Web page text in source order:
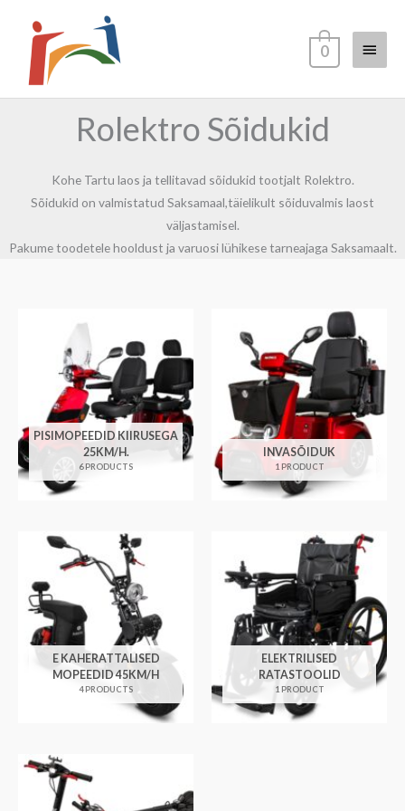
content
Main
Menu
0
Rolektro Sõidukid
Kohe Tartu laos ja tellitavad sõidukid tootjalt Rolektro.
Sõidukid on valmistatud Saksamaal,täielikult sõiduvalmis laost
väljastamisel.
Pakume toodetele hooldust ja varuosi lühikese tarneajaga Saksamaalt.
PISIMOPEEDID KIIRUSEGA
25KM/H.
6 PRODUCTS
INVASÕIDUK
1 PRODUCT
E KAHERATTALISED
MOPEEDID 45KM/H
4 PRODUCTS
ELEKTRILISED
RATASTOOLID
1 PRODUCT